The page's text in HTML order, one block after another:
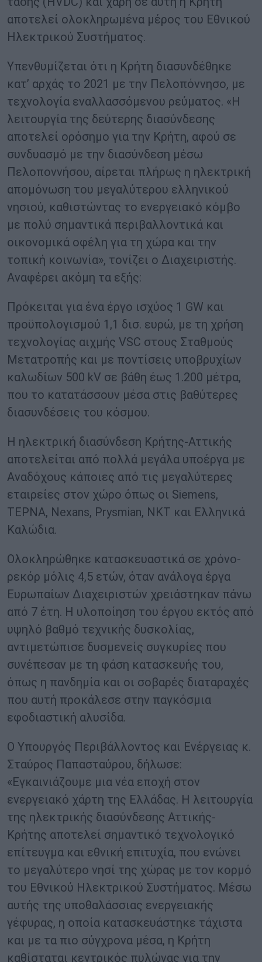
αποτελεί ολοκληρωμένα μέρος του Εθνικού
Ηλεκτρικού Συστήματος.
Υπενθυμίζεται ότι η Κρήτη διασυνδέθηκε
κατ’ αρχάς το 2021 με την Πελοπόννησο, με
τεχνολογία εναλλασσόμενου ρεύματος. «Η
λειτουργία της δεύτερης διασύνδεσης
αποτελεί ορόσημο για την Κρήτη, αφού σε
συνδυασμό με την διασύνδεση μέσω
Πελοποννήσου, αίρεται πλήρως η ηλεκτρική
απομόνωση του μεγαλύτερου ελληνικού
νησιού, καθιστώντας το ενεργειακό κόμβο
με πολύ σημαντικά περιβαλλοντικά και
οικονομικά οφέλη για τη χώρα και την
τοπική κοινωνία», τονίζει ο Διαχειριστής.
Αναφέρει ακόμη τα εξής:
Πρόκειται για ένα έργο ισχύος 1 GW και
προϋπολογισμού 1,1 δισ. ευρώ, με τη χρήση
τεχνολογίας αιχμής VSC στους Σταθμούς
Μετατροπής και με ποντίσεις υποβρυχίων
καλωδίων 500 kV σε βάθη έως 1.200 μέτρα,
που το κατατάσσουν μέσα στις βαθύτερες
διασυνδέσεις του κόσμου.
Η ηλεκτρική διασύνδεση Κρήτης-Αττικής
αποτελείται από πολλά μεγάλα υποέργα με
Αναδόχους κάποιες από τις μεγαλύτερες
εταιρείες στον χώρο όπως οι Siemens,
ΤΕΡΝΑ, Nexans, Prysmian, ΝΚΤ και Ελληνικά
Καλώδια.
Ολοκληρώθηκε κατασκευαστικά σε χρόνο-
ρεκόρ μόλις 4,5 ετών, όταν ανάλογα έργα
Ευρωπαίων Διαχειριστών χρειάστηκαν πάνω
από 7 έτη. Η υλοποίηση του έργου εκτός από
υψηλό βαθμό τεχνικής δυσκολίας,
αντιμετώπισε δυσμενείς συγκυρίες που
συνέπεσαν με τη φάση κατασκευής του,
όπως η πανδημία και οι σοβαρές διαταραχές
που αυτή προκάλεσε στην παγκόσμια
εφοδιαστική αλυσίδα.
Ο Υπουργός Περιβάλλοντος και Ενέργειας κ.
Σταύρος Παπασταύρου, δήλωσε:
«Εγκαινιάζουμε μια νέα εποχή στον
ενεργειακό χάρτη της Ελλάδας. Η λειτουργία
της ηλεκτρικής διασύνδεσης Αττικής-
Κρήτης αποτελεί σημαντικό τεχνολογικό
επίτευγμα και εθνική επιτυχία, που ενώνει
το μεγαλύτερο νησί της χώρας με τον κορμό
του Εθνικού Ηλεκτρικού Συστήματος. Μέσω
αυτής της υποθαλάσσιας ενεργειακής
γέφυρας, η οποία κατασκευάστηκε τάχιστα
και με τα πιο σύγχρονα μέσα, η Κρήτη
καθίσταται κεντρικός πυλώνας για την